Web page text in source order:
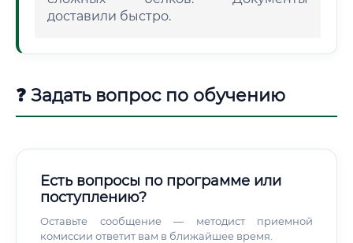
доставили быстро.
❓ Задать вопрос по обучению
Есть вопросы по программе или
поступлению?
Оставьте сообщение — методист приемной
комиссии ответит вам в ближайшее время.